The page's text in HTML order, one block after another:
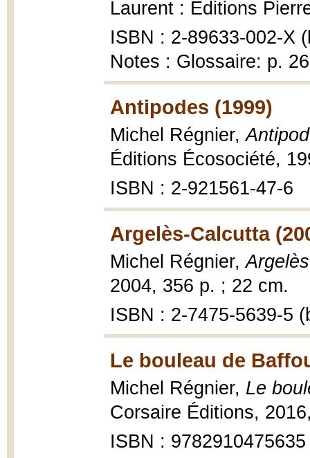
Laurent : Éditions
ISBN : 2-89633-002-X
Notes : Glossaire: p.
Antipodes (1999)
Michel Régnier,
Éditions Écosociété,
ISBN : 2-921561-47-6
Argelès-Calcutta
Michel Régnier,
2004, 356 p. ; 22 cm.
ISBN : 2-7475-5639-5
Le bouleau de
Michel Régnier, Le
Corsaire Éditions,
ISBN : 9782910475635